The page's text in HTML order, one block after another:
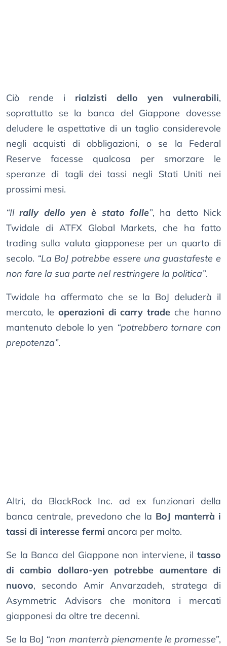
Ciò rende i rialzisti dello yen vulnerabili,
soprattutto se la banca del Giappone dovesse
deludere le aspettative di un taglio considerevole
negli acquisti di obbligazioni, o se la Federal
Reserve facesse qualcosa per smorzare le
speranze di tagli dei tassi negli Stati Uniti nei
prossimi mesi.
“Ilrally dello yen è stato folle”, ha detto Nick
Twidale di ATFX Global Markets, che ha fatto
trading sulla valuta giapponese per un quarto di
secolo. “La BoJ potrebbe essere una guastafeste e
non fare la sua parte nel restringere la politica”.
Twidale ha affermato che se la BoJ deluderà il
mercato, le operazioni di carry trade che hanno
mantenuto debole lo yen “potrebbero tornare con
prepotenza”.
Altri, da BlackRock Inc. ad ex funzionari della
banca centrale, prevedono che la BoJ manterrà i
tassi di interesse fermi ancora per molto.
Se la Banca del Giappone non interviene, il tasso
di cambio dollaro-yen potrebbe aumentare di
nuovo, secondo Amir Anvarzadeh, stratega di
Asymmetric Advisors che monitora i mercati
giapponesi da oltre tre decenni.
Se la BoJ “non manterrà pienamente le promesse”,